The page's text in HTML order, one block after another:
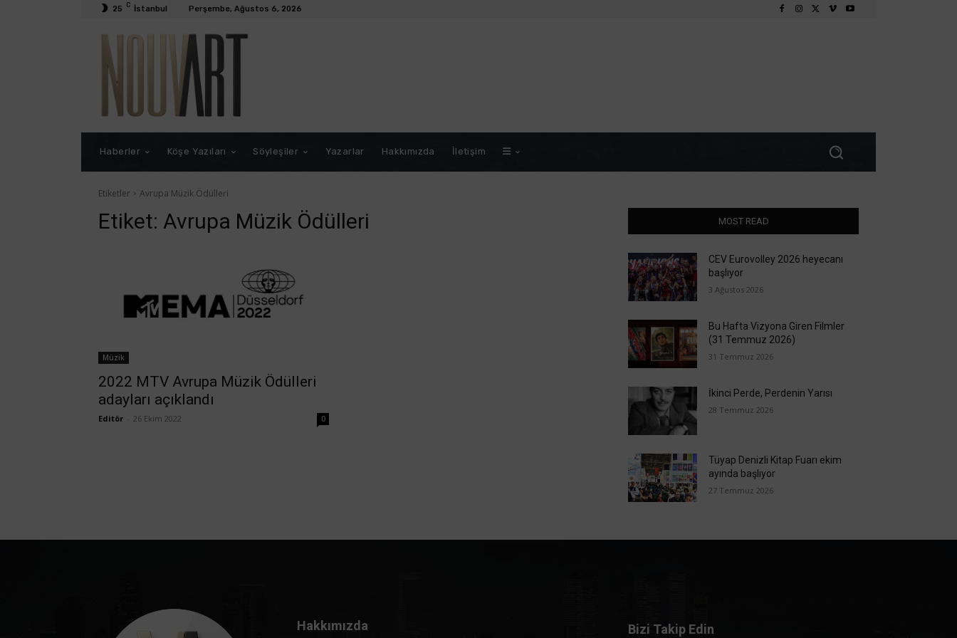
25 C İstanbul Perşembe, Ağustos 6, 2026
Haberler Köşe Yazıları Söyleşiler Yazarlar Hakkımızda İletişim
Etiketler Avrupa Müzik Ödülleri
Etiket: Avrupa Müzik Ödülleri
Müzik
2022 MTV Avrupa Müzik Ödülleri
adayları açıklandı
Editör 26 Ekim 2022 0
MOST READ
CEV Eurovolley 2026 heyecanı
başlıyor
3 Ağustos 2026
Bu Hafta Vizyona Giren Filmler
(31 Temmuz 2026)
31 Temmuz 2026
İkinci Perde, Perdenin Yarısı
28 Temmuz 2026
Tüyap Denizli Kitap Fuarı ekim
ayında başlıyor
27 Temmuz 2026
Hakkımızda Bizi Takip Edin